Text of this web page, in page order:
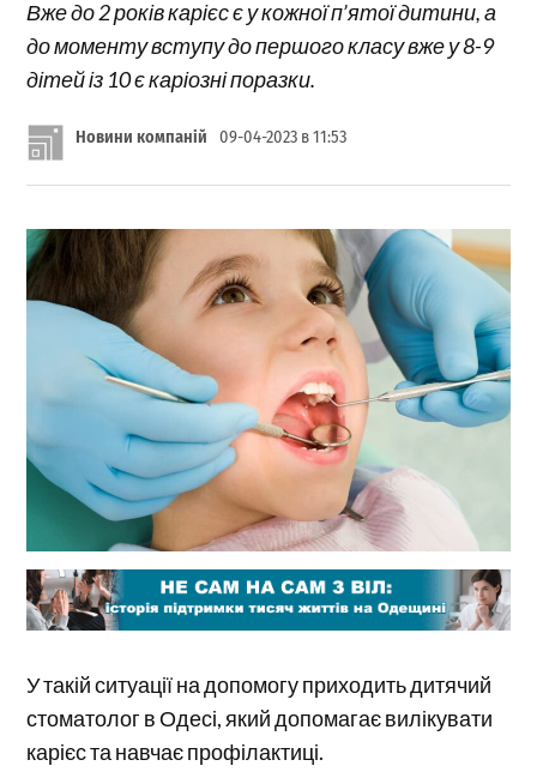
Вже до 2 років карієс є у кожної п’ятої дитини, а
до моменту вступу до першого класу вже у 8-9
дітей із 10 є каріозні поразки.
Новини компаній 09-04-2023 в 11:53
У такій ситуації на допомогу приходить дитячий
стоматолог в Одесі, який допомагає вилікувати
карієс та навчає профілактиці.